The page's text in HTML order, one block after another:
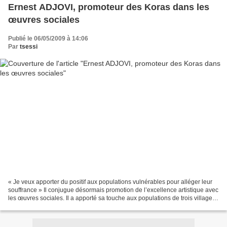
Ernest ADJOVI, promoteur des Koras dans les
œuvres sociales
Publié le 06/05/2009 à 14:06
Par tsessi
« Je veux apporter du positif aux populations vulnérables pour alléger leur
souffrance » Il conjugue désormais promotion de l’excellence artistique avec
les œuvres sociales. Il a apporté sa touche aux populations de trois villages